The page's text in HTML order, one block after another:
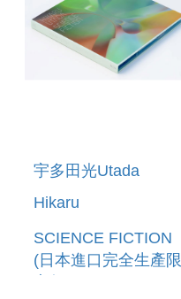
宇多田光Utada
Hikaru
SCIENCE FICTION
(日本進口完全生產限